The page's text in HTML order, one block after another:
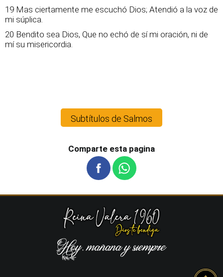
19 Mas ciertamente me escuchó Dios; Atendió a la voz de
mi súplica.
20 Bendito sea Dios, Que no echó de sí mi oración, ni de
mí su misericordia.
Subtítulos de Salmos
Comparte esta pagina